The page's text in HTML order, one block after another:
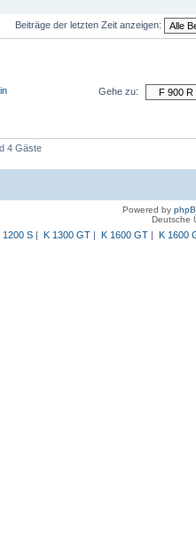
Beiträge der letzten Zeit anzeigen:
Gehe zu:
4 Gäste
Powered by
Deutsche
1200 S| K 1300 GT| K 1600 GT| K 1600